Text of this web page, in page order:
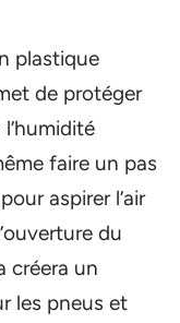
plastique
de protéger
faire un pas
aspirer l’air
du
créera un
les pneus et